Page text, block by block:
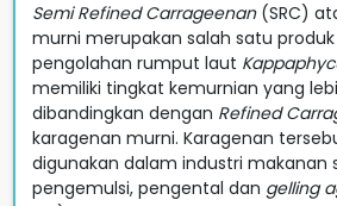
Semi Refined Carrageenan(SRC)
murni merupakan salah satu
pengolahan rumput laut
memiliki tingkat kemurnian yang
dibandingkan dengan Refined
karagenan murni. Karagenan
digunakan dalam industri makanan
pengemulsi, pengental dan gelling